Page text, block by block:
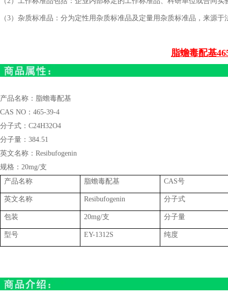
（3）杂质标准品：分为定性用杂质标准品及定量用杂质标准品，来源
脂蟾毒配基
产品名称： 脂蟾毒配基
CAS NO： 465-39-4
分子式： C24H32O4
分子量： 384.51
英文名称： Resibufogenin
规格： 20mg/支
产品名称
脂蟾毒配基 CAS号
英文名称 Resibufogenin 分子式
包装 20mg/支 分子量
型号 EY-1312S 纯度